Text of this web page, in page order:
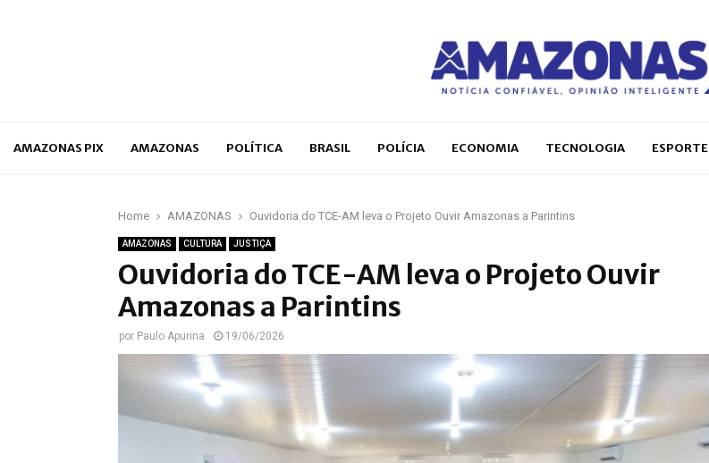
AMAZONAS PIX AMAZONAS POLÍTICA BRASIL POLÍCIA ECONOMIA TECNOLOGIA ESPORTE
Home AMAZONAS Ouvidoria do TCE-AM leva o Projeto Ouvir Amazonas a Parintins
AMAZONAS CULTURA JUSTIÇA
Ouvidoria do TCE-AM leva o Projeto Ouvir
Amazonas a Parintins
por Paulo Apurina 19/06/2026